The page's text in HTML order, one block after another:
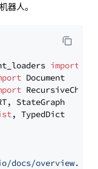
器人。
import
, TypedDict
overview.md"